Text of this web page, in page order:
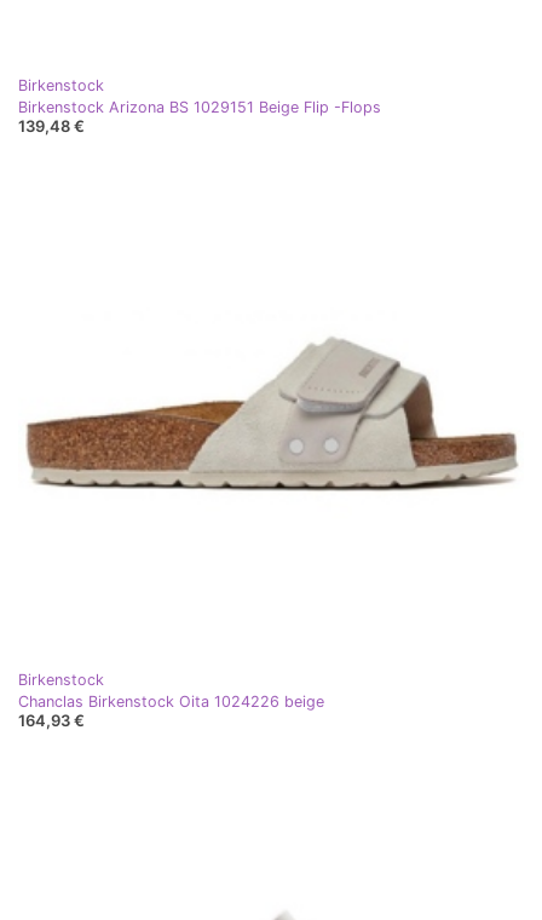
Birkenstock
Birkenstock Arizona BS 1029151 Beige Flip -Flops
139,48 €
Birkenstock
Chanclas Birkenstock Oita 1024226 beige
164,93 €